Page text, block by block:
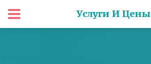
Услуги И Цены